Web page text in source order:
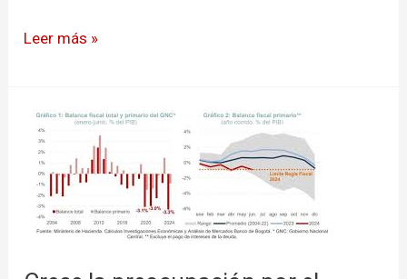
Leer más »
Crece
preocupación
por
fiscal